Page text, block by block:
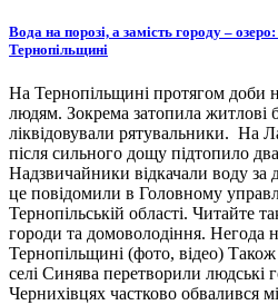
Вода на порозі, а замість городу –
Тернопільщині
На Тернопільщині протягом доби
людям. Зокрема затопила житлові
ліквідовували рятувальники. На
після сильного дощу підтопило
Надзвичайники відкачали воду
це повідомили в Головному
Тернопільській області. Читайте
городи та домоволодіння. Негода
Тернопільщині (фото, відео)
селі Синява перетворили людські
Чернихівцях частково обвалився